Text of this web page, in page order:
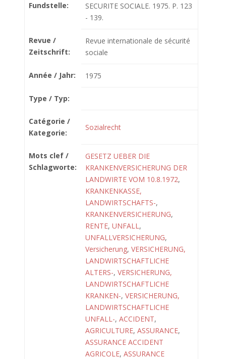
Fundstelle:
SECURITE SOCIALE. 1975. P. 123
- 139.
Revue /
Zeitschrift:
Revue internationale de sécurité
sociale
Année / Jahr: 1975
Type / Typ:
Catégorie /
Kategorie:
Sozialrecht
Mots clef /
Schlagworte:
GESETZ UEBER DIE
KRANKENVERSICHERUNG DER
LANDWIRTE VOM 10.8.1972,
KRANKENKASSE,
LANDWIRTSCHAFTS-,
KRANKENVERSICHERUNG,
RENTE, UNFALL,
UNFALLVERSICHERUNG,
Versicherung, VERSICHERUNG,
LANDWIRTSCHAFTLICHE
ALTERS-, VERSICHERUNG,
LANDWIRTSCHAFTLICHE
KRANKEN-, VERSICHERUNG,
LANDWIRTSCHAFTLICHE
UNFALL-, ACCIDENT,
AGRICULTURE, ASSURANCE,
ASSURANCE ACCIDENT
AGRICOLE, ASSURANCE